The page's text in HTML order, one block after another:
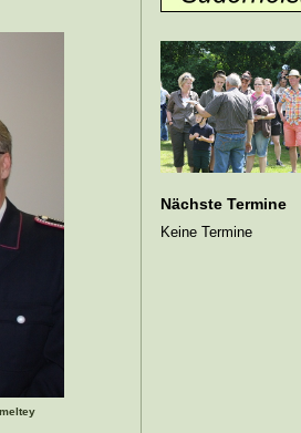
Nächste Termine
Keine Termine